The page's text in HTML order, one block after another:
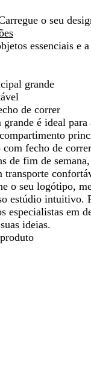
o seu
essenciais e
grande
de correr
grande é ideal
fecho de
de fim de
transporte
o seu logótipo,
estúdio intuitivo.
especialistas em
ideias.